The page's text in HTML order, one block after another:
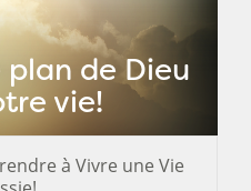
de Dieu
vie!
à Vivre une Vie